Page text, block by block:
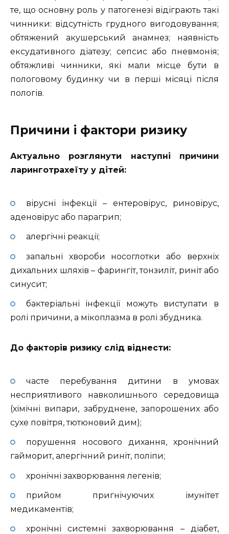
те, що основну роль у патогенезі відіграють такі
чинники: відсутність грудного вигодовування;
обтяжений акушерський анамнез; наявність
ексудативного діатезу; сепсис або пневмонія;
обтяжливі чинники, які мали місце бути в
пологовому будинку чи в перші місяці після
пологів.
Причини і фактори ризику
Актуально розглянути наступні причини
ларинготрахеїту у дітей:
вірусні інфекції – ентеровірус, риновірус,
аденовірус або парагрип;
алергічні реакції;
запальні хвороби носоглотки або верхніх
дихальних шляхів – фарингіт, тонзиліт, риніт або
синусит;
бактеріальні інфекції можуть виступати в
ролі причини, а мікоплазма в ролі збудника.
До факторів ризику слід віднести:
часте перебування дитини в умовах
несприятливого навколишнього середовища
(хімічні випари, забруднене, запорошених або
сухе повітря, тютюновий дим);
порушення носового дихання, хронічний
гайморит, алергічний риніт, поліпи;
хронічні захворювання легенів;
прийом пригнічуючих імунітет
медикаментів;
хронічні системні захворювання – діабет,